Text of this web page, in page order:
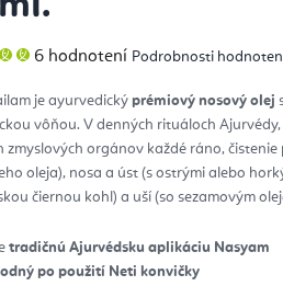
Priemerné
hodnotenie
5,0
5
hviezdičiek.
6 hodnotení Podrobnosti
je ayurvedický prémiový nosový olej
vôňou. V denných rituáloch
zmyslových orgánov každé ráno, čistenie
oleja), nosa a úst (s ostrými alebo
čiernou kohl) a uší (so sezamovým
tradičnú Ajurvédsku aplikáciu Nasyam
po použití Neti konvičky